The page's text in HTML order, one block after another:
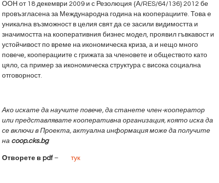
ООН от 18 декември 2009 и с Резолюция {А/RES/64/136} 2012 бе
провъзгласена за Международна година на кооперациите. Това е
уникална възможност в целия свят да се засили видимостта и
значимостта на кооперативния бизнес модел, проявил гъвкавост и
устойчивост по време на икономическа криза, а и нещо много
повече, кооперациите с грижата за членовете и обществото като
цяло, са пример за икономическа структура с висока социална
отговорност.
Ако искате да научите повече, да станете член-кооператор
или представлявате кооперативна организация, която иска да
се включи в Проекта, актуална информация може да получите
на coop.cks.bg
Отворете в pdf– тук